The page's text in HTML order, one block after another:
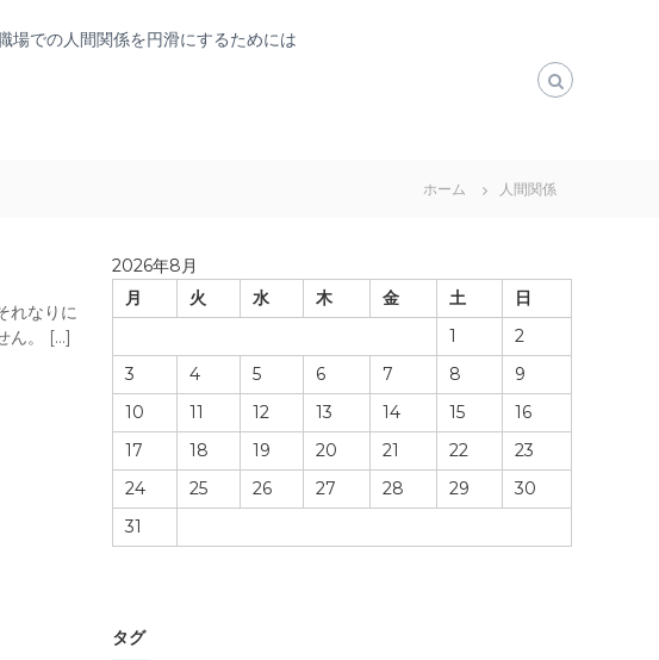
場での人間関係を円滑にするためには
ホーム 人間関係
れなりに
ん。 […]
2026年8月
月
火 水 木 金 土
日
1
2
3
4 5 6 7 8
9
10
11 12 13 14 15
16
17
18 19 20 21 22
23
24
25 26 27 28 29
30
31
タグ